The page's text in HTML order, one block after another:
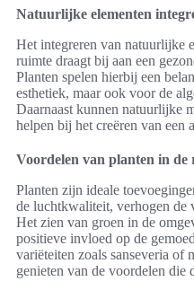
Natuurlijke elementen
Het integreren van natuurlijke
ruimte draagt bij aan een
Planten spelen hierbij een
esthetiek, maar ook voor de
Daarnaast kunnen natuurlijke
helpen bij het creëren van een
Voordelen van planten in de
Planten zijn ideale
de luchtkwaliteit, verhogen de
Het zien van groen in de
positieve invloed op de
variëteiten zoals sanseveria of
genieten van de voordelen die